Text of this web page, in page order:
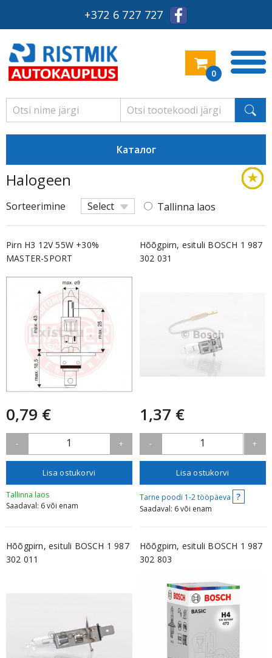
+372 6 727 727
0
Каталог
Halogeen
Sorteerimine Select Tallinna laos
Pirn H3 12V 55W +30%
MASTER-SPORT
0,79 €
- 1 +
Lisa ostukorvi
Tallinna laos
Saadaval: 6 või enam
Hõõgpirn, esituli BOSCH 1 987
302 031
1,37 €
- 1 +
Lisa ostukorvi
Tarne poodi 1-2 tööpäeva ?
Saadaval: 6 või enam
★
Hõõgpirn, esituli BOSCH 1 987
302 011
★
Hõõgpirn, esituli BOSCH 1 987
302 803
★
★
★
★
★
★
★
★
★
★
★
★
★
★
★